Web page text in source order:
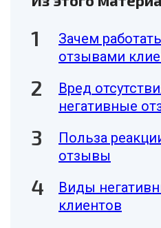
Зачем
отзывами
Вред
негативные
Польза
отзывы
Виды
клиентов